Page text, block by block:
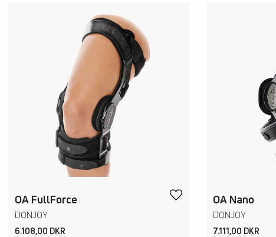
OA FullForce
DONJOY
6.108,00 DKR
OA Nano
DONJOY
7.111,00 DKR